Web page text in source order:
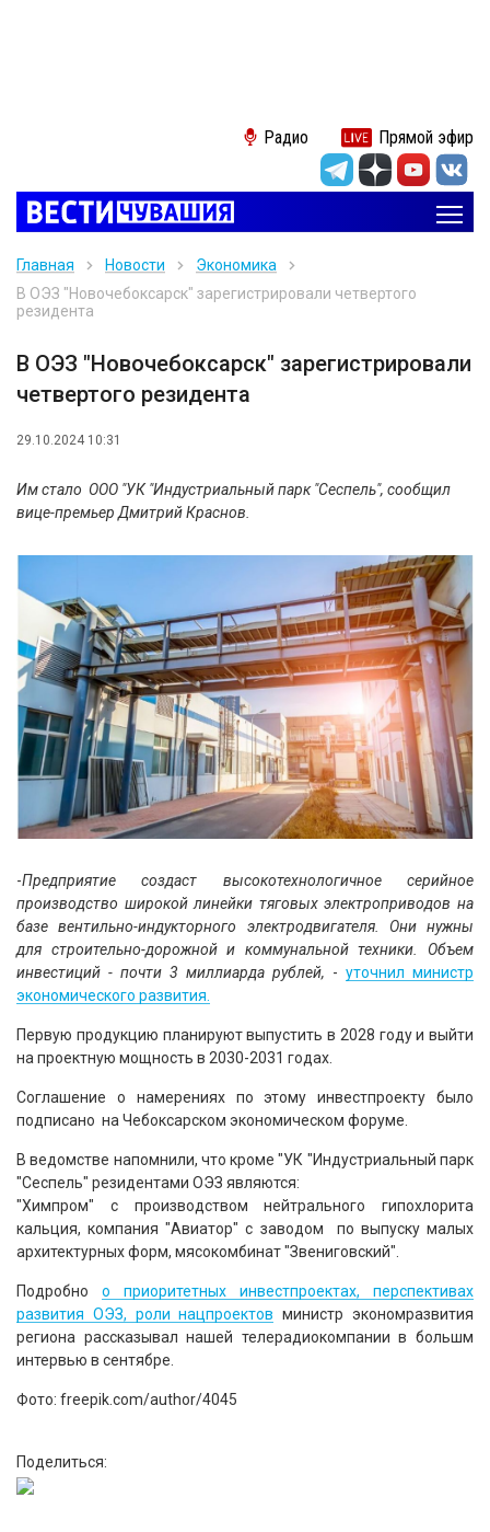
Радио Прямой эфир
Главная Новости
Экономика
В ОЭЗ "Новочебоксарск" зарегистрировали четвертого
резидента
В ОЭЗ "Новочебоксарск" зарегистрировали
четвертого резидента
29.10.2024 10:31
Им стало ООО "УК "Индустриальный парк "Сеспель", сообщил
вице-премьер Дмитрий Краснов.
-Предприятие создаст высокотехнологичное серийное
производство широкой линейки тяговых электроприводов на
базе вентильно-индукторного электродвигателя. Они нужны
для строительно-дорожной и коммунальной техники. Объем
инвестиций - почти 3 миллиарда рублей, - уточнил министр
экономического развития.
Первую продукцию планируют выпустить в 2028 году и выйти
на проектную мощность в 2030-2031 годах.
Соглашение о намерениях по этому инвестпроекту было
подписано на Чебоксарском экономическом форуме.
В ведомстве напомнили, что кроме "УК "Индустриальный парк
"Сеспель" резидентами ОЭЗ являются:
"Химпром" с производством нейтрального гипохлорита
кальция, компания "Авиатор" с заводом по выпуску малых
архитектурных форм, мясокомбинат "Звениговский".
Подробно о приоритетных инвестпроектах, перспективах
развития ОЭЗ, роли нацпроектов министр экономразвития
региона рассказывал нашей телерадиокомпании в большм
интервью в сентябре.
Фото: freepik.com/author/4045
Поделиться: